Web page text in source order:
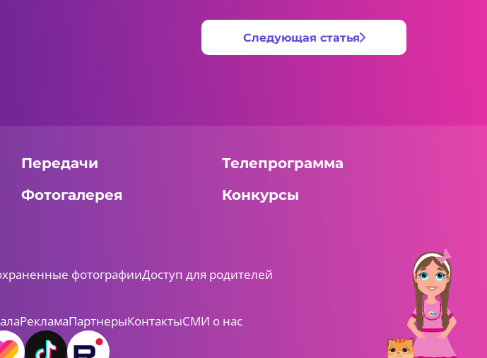
Следующая статья
Передачи
Телепрограмма
Фотогалерея
Конкурсы
фотографииДоступ для родителей
РекламаПартнерыКонтактыСМИ о нас